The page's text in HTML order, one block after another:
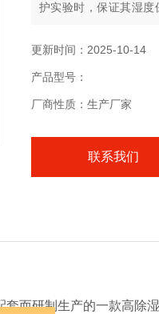
护实验时，保证其湿度
更新时间：2025-10-14
产品型号：
厂商性质：生产厂家
联系我们
套而研制生产的一款高除